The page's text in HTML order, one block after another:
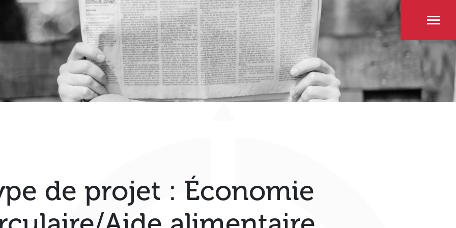
de projet : Économie